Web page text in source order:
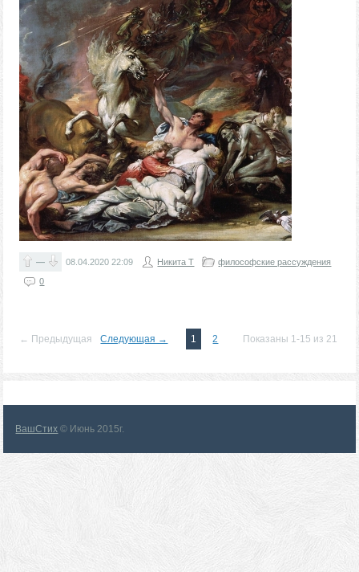
— 08.04.202022:09 Никита Т
философские рассуждения
0
← Предыдущая Следующая → 1 2 Показаны 1-15 из 21
ВашСтих © Июнь 2015г.